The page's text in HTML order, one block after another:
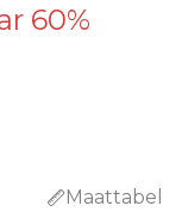
60%
Maattabel